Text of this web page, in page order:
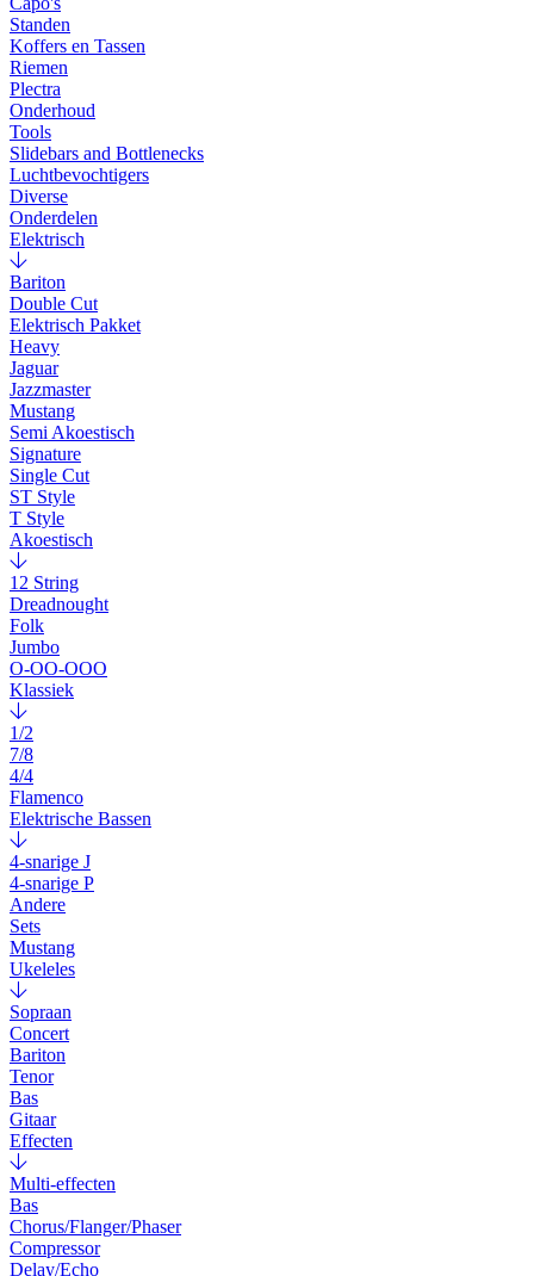
Standen
Koffers en Tassen
Riemen
Plectra
Onderhoud
Tools
Slidebars and Bottlenecks
Luchtbevochtigers
Diverse
Onderdelen
Elektrisch
Bariton
Double Cut
Elektrisch Pakket
Heavy
Jaguar
Jazzmaster
Mustang
Semi Akoestisch
Signature
Single Cut
ST Style
T Style
Akoestisch
12 String
Dreadnought
Folk
Jumbo
O-OO-OOO
Klassiek
1/2
7/8
4/4
Flamenco
Elektrische Bassen
4-snarige J
4-snarige P
Andere
Sets
Mustang
Ukeleles
Sopraan
Concert
Bariton
Tenor
Bas
Gitaar
Effecten
Multi-effecten
Bas
Chorus/Flanger/Phaser
Compressor
Delay/Echo